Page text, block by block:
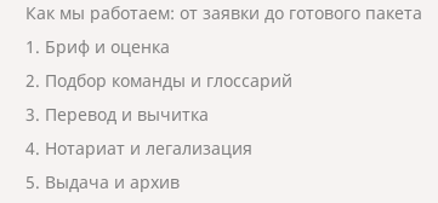
Как мы работаем: от заявки до готового пакета
1. Бриф и оценка
2. Подбор команды и глоссарий
3. Перевод и вычитка
4. Нотариат и легализация
5. Выдача и архив